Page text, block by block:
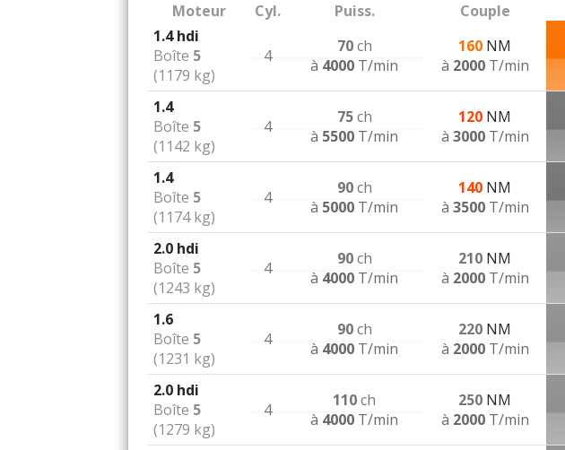
Moteur Cyl. Puiss. Couple
1.4 hdi
Boîte 5
(1179 kg)
4 70ch
à 4000 T/min
160 NM
à 2000T/min
1.4
Boîte 5
(1142 kg)
4 75ch
à 5500 T/min
120 NM
à 3000T/min
1.4
Boîte 5
(1174 kg)
4 90ch
à 5000 T/min
140 NM
à 3500T/min
2.0 hdi
Boîte 5
(1243 kg)
4 90ch
à 4000 T/min
210 NM
à 2000T/min
1.6
Boîte 5
(1231 kg)
4 90ch
à 4000 T/min
220 NM
à 2000T/min
2.0 hdi
Boîte 5
(1279 kg)
4 110ch
à 4000 T/min
250 NM
à 2000T/min